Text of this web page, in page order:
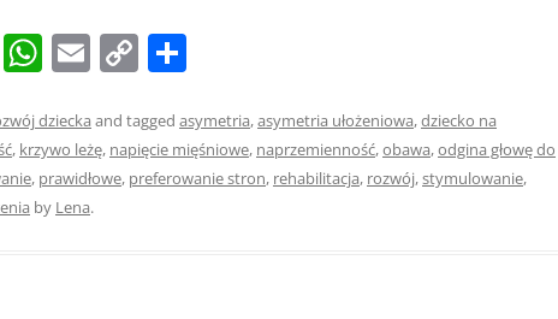
Pi W
at
s
A
E
ai
l
C
p
y
ar
e
dziecka and tagged asymetria,asymetria ułożeniowa,dziecko na
, krzywo leżę, napięcie mięśniowe, naprzemienność,obawa,odgina głowę do
, prawidłowe, preferowanie stron, rehabilitacja, rozwój,stymulowanie,
by Lena.